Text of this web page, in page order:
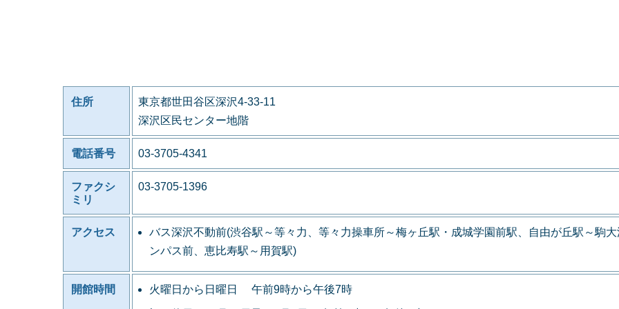
住所
東京都世田谷区深沢4-33-11
深沢区民センター地階
電話番号 03-3705-4341
ファクシ
ミリ
03-3705-1396
アクセス
バス深沢不動前(渋谷駅～等々力、等々力操車所～梅ヶ丘駅・成城学園前駅、自由が丘駅～駒
ンパス前、恵比寿駅～用賀駅)
開館時間 火曜日から日曜日 午前9時から午後7時